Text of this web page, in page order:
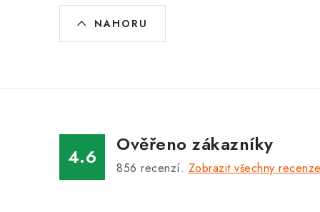
O
v
á
a
c
í
NAHORU
4.6
Ověřeno zákazníky
856 recenzí. Zobrazit všechny recenze